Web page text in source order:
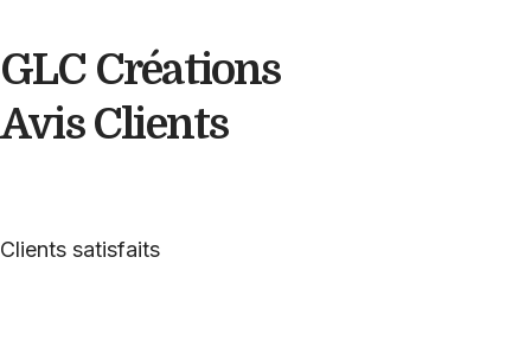
GLC Créations
AvisClients
Clients satisfaits